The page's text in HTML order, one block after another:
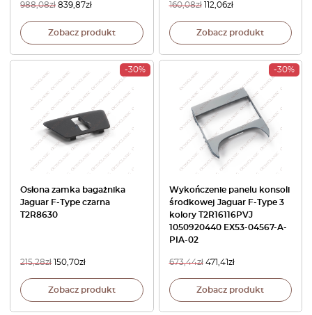
988,08zł 839,87zł
Zobacz produkt
160,08zł 112,06zł
Zobacz produkt
-30%
Osłona zamka bagażnika
Jaguar F-Type czarna
T2R8630
215,28zł 150,70zł
Zobacz produkt
-30%
Wykończenie panelu konsoli
środkowej Jaguar F-Type 3
kolory T2R16116PVJ
1050920440 EX53-04567-A-
PIA-02
673,44zł 471,41zł
Zobacz produkt